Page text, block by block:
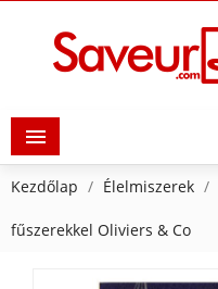

Kezdőlap Élelmiszerek
fűszerekkel Oliviers & Co